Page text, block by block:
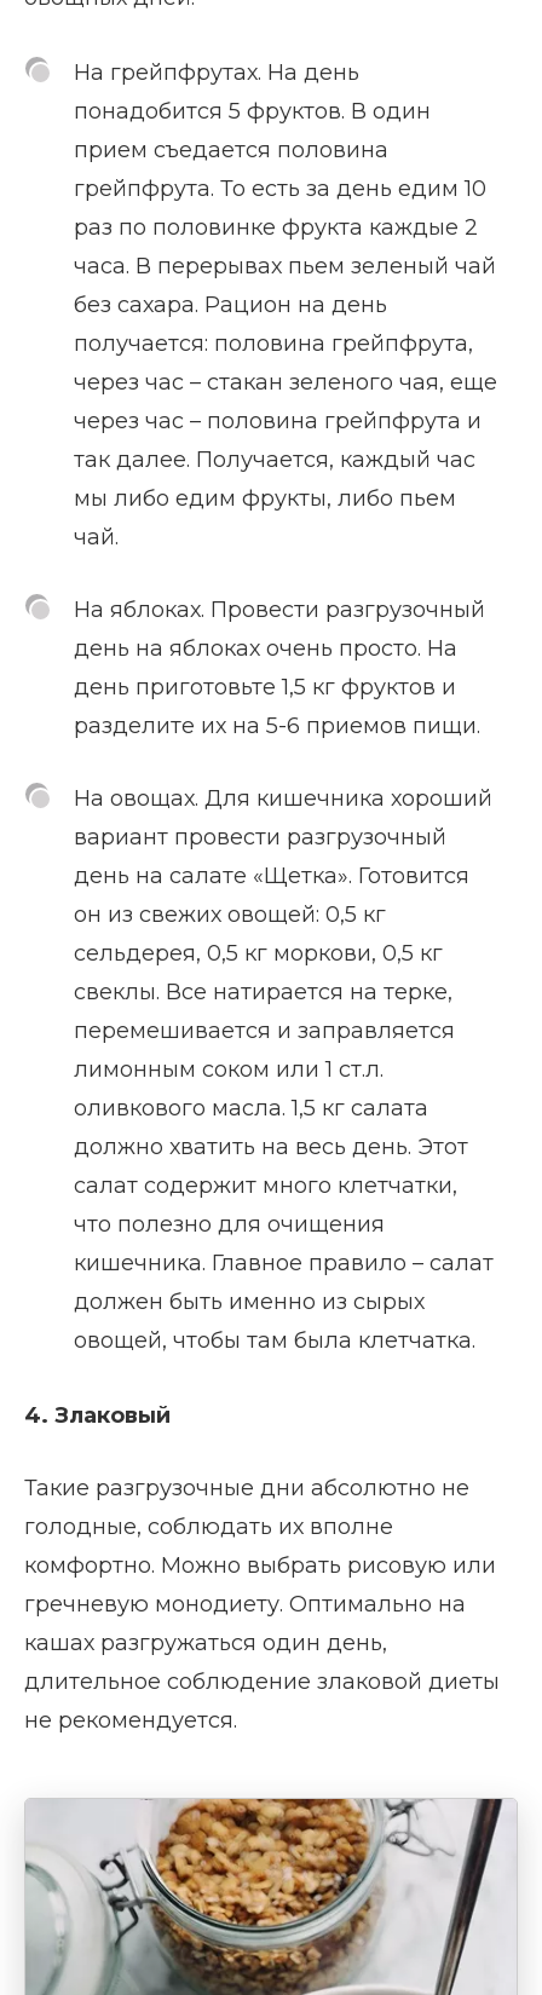
На грейпфрутах. На день
понадобится 5 фруктов. В один
прием съедается половина
грейпфрута. То есть за день едим 10
раз по половинке фрукта каждые 2
часа. В перерывах пьем зеленый чай
без сахара. Рацион на день
получается: половина грейпфрута,
через час – стакан зеленого чая, еще
через час – половина грейпфрута и
так далее. Получается, каждый час
мы либо едим фрукты, либо пьем
чай.
На яблоках. Провести разгрузочный
день на яблоках очень просто. На
день приготовьте 1,5 кг фруктов и
разделите их на 5-6 приемов пищи.
На овощах. Для кишечника хороший
вариант провести разгрузочный
день на салате «Щетка». Готовится
он из свежих овощей: 0,5 кг
сельдерея, 0,5 кг моркови, 0,5 кг
свеклы. Все натирается на терке,
перемешивается и заправляется
лимонным соком или 1 ст.л.
оливкового масла. 1,5 кг салата
должно хватить на весь день. Этот
салат содержит много клетчатки,
что полезно для очищения
кишечника. Главное правило – салат
должен быть именно из сырых
овощей, чтобы там была клетчатка.
4. Злаковый
Такие разгрузочные дни абсолютно не
голодные, соблюдать их вполне
комфортно. Можно выбрать рисовую или
гречневую монодиету. Оптимально на
кашах разгружаться один день,
длительное соблюдение злаковой диеты
не рекомендуется.